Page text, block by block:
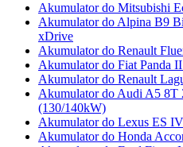
Akumulator do Mitsubishi
Akumulator do Alpina B9
xDrive
Akumulator do Renault
Akumulator do Fiat Panda
Akumulator do Renault
Akumulator do Audi A5
(130/140kW)
Akumulator do Lexus ES
Akumulator do Honda